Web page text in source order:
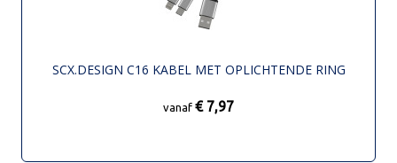
SCX.DESIGN C16 KABEL MET OPLICHTENDE RING
vanaf € 7,97